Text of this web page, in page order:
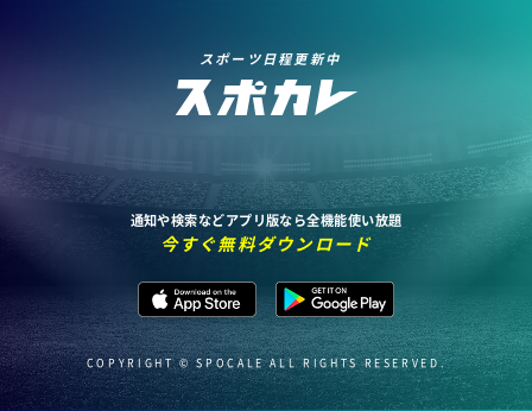
スポーツ日程更新中
通知や検索などアプリ版なら全機能使い放題
今すぐ無料ダウンロード
COPYRIGHT © SPOCALE ALL RIGHTS RESERVED.